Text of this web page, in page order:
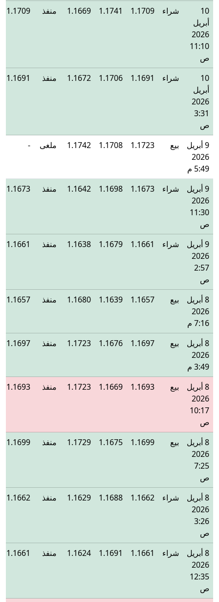
10
أبريل
2026
11:10
ص
شراء 1.1709
1.1741
1.1669 منفذ 1.1709
10
أبريل
2026
3:31
ص
شراء 1.1691
1.1706
1.1672 منفذ 1.1691
9 أبريل
2026
5:49 م
بيع 1.1723
1.1708
1.1742 ملغى -
9 أبريل
2026
11:30
ص
شراء 1.1673
1.1698
1.1642 منفذ 1.1673
9 أبريل
2026
2:57
ص
شراء 1.1661
1.1679
1.1638 منفذ 1.1661
8 أبريل
2026
7:16 م
بيع 1.1657
1.1639
1.1680 منفذ 1.1657
8 أبريل
2026
3:49 م
بيع 1.1697
1.1676
1.1723 منفذ 1.1697
8 أبريل
2026
10:17
ص
بيع 1.1693
1.1669
1.1723 منفذ 1.1693
8 أبريل
2026
7:25
ص
بيع 1.1699
1.1675
1.1729 منفذ 1.1699
8 أبريل
2026
3:26
ص
شراء 1.1662
1.1688
1.1629 منفذ 1.1662
8 أبريل
2026
12:35
ص
شراء 1.1661
1.1691
1.1624 منفذ 1.1661